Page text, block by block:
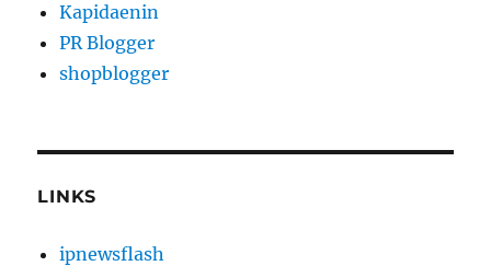
Kapidaenin
PR Blogger
shopblogger
LINKS
ipnewsflash